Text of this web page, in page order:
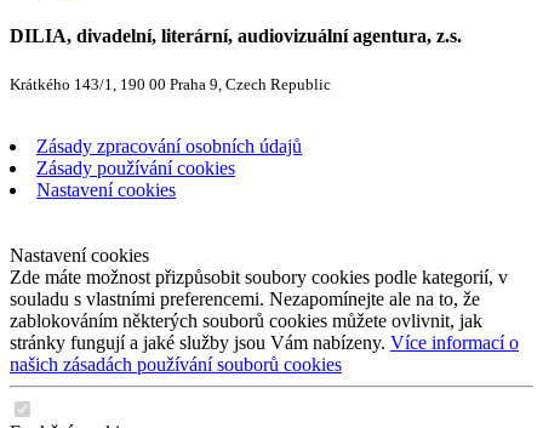
DILIA, divadelní, literární, audiovizuální agentura, z.s.
Krátkého 143/1, 190 00 Praha 9, Czech Republic
Zásady zpracování osobních údajů
Zásady používání cookies
Nastavení cookies
Nastavení cookies
Zde máte možnost přizpůsobit soubory cookies podle kategorií, v
souladu s vlastními preferencemi. Nezapomínejte ale na to, že
zablokováním některých souborů cookies můžete ovlivnit, jak
stránky fungují a jaké služby jsou Vám nabízeny. Více informací o
našich zásadách používání souborů cookies